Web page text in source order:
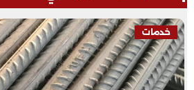
خدمات